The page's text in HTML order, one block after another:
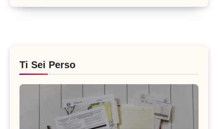
Ti Sei Perso